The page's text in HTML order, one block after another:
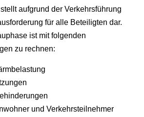
aufgrund der Verkehrsführung
für alle Beteiligten dar.
ist mit folgenden
zu rechnen:
und Verkehrsteilnehmer